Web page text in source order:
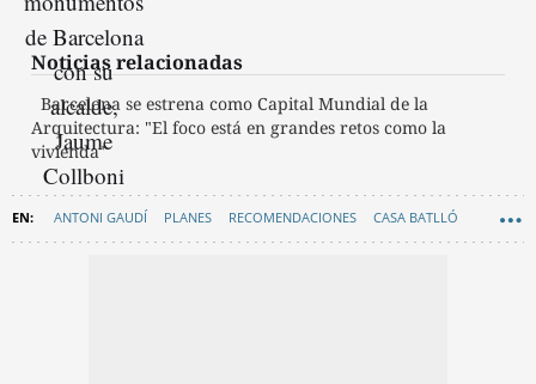
Noticias relacionadas
Barcelona se estrena como Capital Mundial de la
Arquitectura: "El foco está en grandes retos como la
vivienda"
ANTONI GAUDÍ PLANES RECOMENDACIONES CASA BATLLÓ